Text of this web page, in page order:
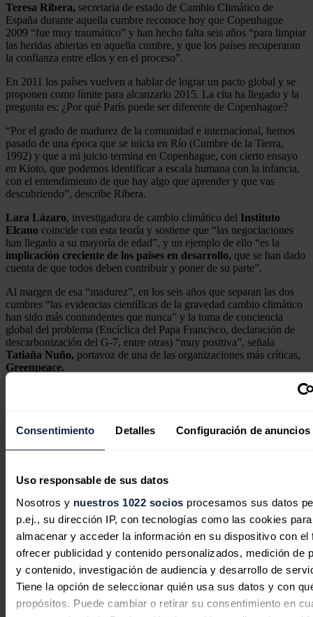
Consentimiento Detalles Configuración de anuncios
Uso responsable de sus datos
Nosotros y nuestros 1022 socios procesamos sus datos
p.ej., su dirección IP, con tecnologías como las cookies para
almacenar y acceder la información en su dispositivo con el
ofrecer publicidad y contenido personalizados, medición de
y contenido, investigación de audiencia y desarrollo de
Tiene la opción de seleccionar quién usa sus datos y con
propósitos. Puede cambiar o retirar su consentimiento en
Teresa Ribera, secretaria de estado de Cambio Climático de
España durante aquella cumbre reconoce hoy que Copenhague
2009 “fue muy traumático” y han hecho falta seis años “para limpiar
las heridas abiertas en aquella cumbre, y que los países recuperaran
la confianza entre ellos y en el proceso”.
En 2011 los países vuelven a hablar de lograr un pacto global y se
proponen como límite para alcanzarlo 2015. La cita ha llegado y la
pregunta es: ¿Por qué París puede ser diferente de Copenhague?
“Por el grado de madurez de la comunidad e internacional, hemos
pasado de una época que se inicia en Río (Cumbre de la Tierra,
1992) y que a mi juicio termina en Copenhague, con cierto ensayo
en Kioto, que podemos identificar a escala humana con la infancia,
con el entendimiento de que hay algo que aprender y que vas
descubriendo”, describe Ribera.
Lara Lázaro, investigadora de cambio climático del Instituto
Elcano coincide con esta teoría y sostiene que “las negociaciones
han llegado a su mayoría de edad”, y un ejemplo de ello “es la
implicación creciente de los países en desarrollo, que se han dado
cuenta de que todos deben contribuir y poner de su parte”.
Al margen de esa “madurez”, en los seis años que separan las dos
cumbres “las evidencias científicas de la gravedad cambio climático
han sido más contundentes que nunca” y la toma de conciencia
global del problema (Encíclica del Papa Francisco, declaración de
descarbonización del G-7, entre otras) “muy positiva”, señala
Tatiaña Nuño, portavoz de una de las organizaciones más críticas,
Greenpeace.
Nadie dijo que “poner de acuerdo a 195 países con un pasado, una
Análisis realizado por Caty Arévalo, de la agencia EFE
EDP invita a conocer en la FIDMA el
presente y futuro de la energía en
Asturias
Redacción 31/07/2026